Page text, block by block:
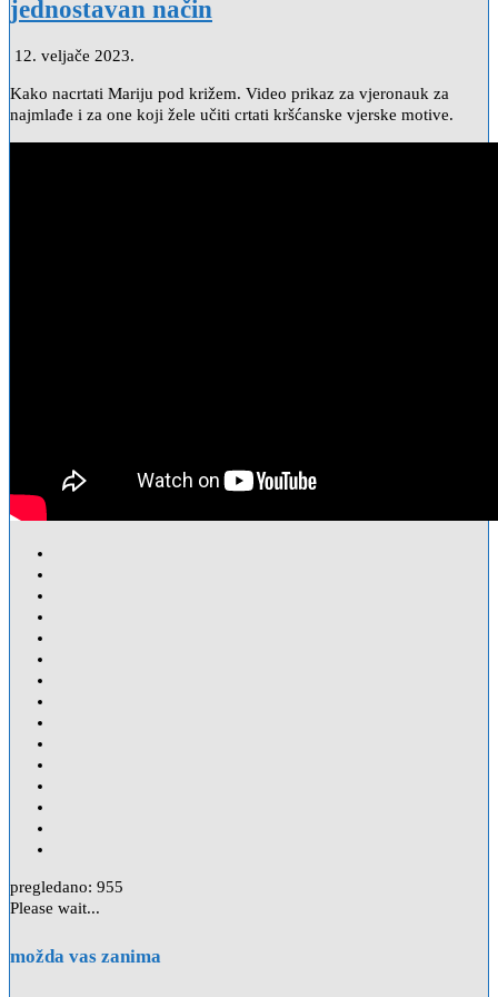
jednostavan način
12. veljače 2023.
Kako nacrtati Mariju pod križem. Video prikaz za vjeronauk za
najmlađe i za one koji žele učiti crtati kršćanske vjerske motive.
pregledano: 955
Please wait...
možda vas zanima